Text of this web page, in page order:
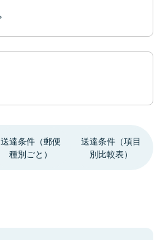
送達条件（郵便
種別ごと）
送達条件（項目
別比較表）